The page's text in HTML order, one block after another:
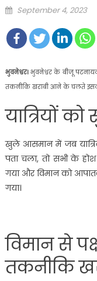
Posted
September 4, 2023
भुवनेश्वर।भुवनेश्वर के बीजू पटनायक
तकनीकि खराबी आने के चलते इसकी
यात्रियों को
खुले आसमान में जब
पता चला, तो सभी के
गया और विमान को
गया।
विमान से
तकनीकि